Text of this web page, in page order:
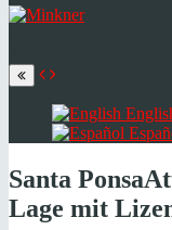
language
Santa Ponsa
Lage mit